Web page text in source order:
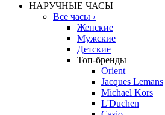
НАРУЧНЫЕ ЧАСЫ
Все часы ›
Женские
Мужские
Детские
Топ-бренды
Orient
Jacques Lemans
Michael Kors
L'Duchen